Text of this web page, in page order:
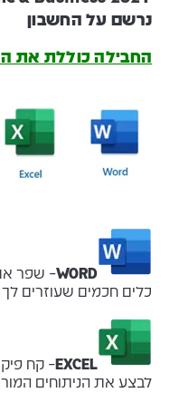
נרשם על החשבון
החבילה כוללת את
WORD– שפר
כלים חכמים שעוזרים
EXCEL
לבצע את הניתוחים